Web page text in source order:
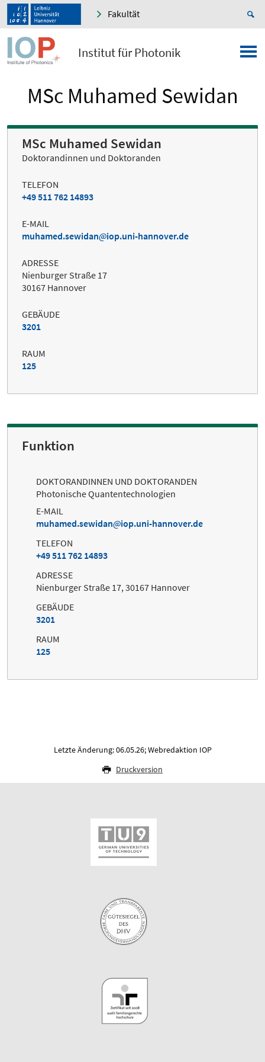
Fakultät
Institut für Photonik
MSc Muhamed Sewidan
MSc Muhamed Sewidan
Doktorandinnen und Doktoranden
TELEFON
+49 511 762 14893
E-MAIL
muhamed.sewidan
iop.uni-hannover.de
ADRESSE
Nienburger Straße 17
30167 Hannover
GEBÄUDE
3201
RAUM
125
Funktion
DOKTORANDINNEN UND DOKTORANDEN
Photonische Quantentechnologien
E-MAIL
muhamed.sewidan
iop.uni-hannover.de
TELEFON
+49 511 762 14893
ADRESSE
Nienburger Straße 17, 30167 Hannover
GEBÄUDE
3201
RAUM
125
Letzte Änderung: 06.05.26; Webredaktion IOP
Druckversion